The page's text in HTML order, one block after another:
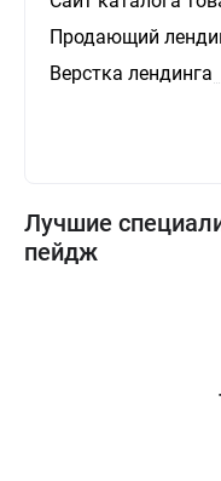
Продающий
Верстка лендинга
Лучшие
пейдж